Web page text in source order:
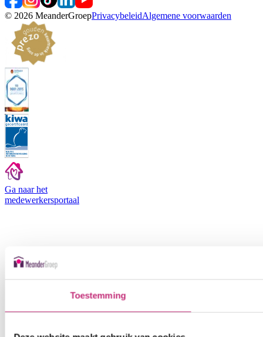
Toestemming
© 2026 MeanderGroepPrivacybeleidAlgemene voorwaarden
Ga naar het
medewerkersportaal